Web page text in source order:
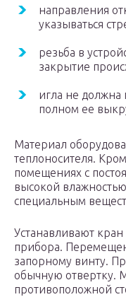
направления
указываться
резьба в
закрытие
игла не должна
полном ее
Материал
теплоносителя.
помещениях с
высокой
специальным
Устанавливают кран
прибора.
запорному винту.
обычную отвертку.
противоположной